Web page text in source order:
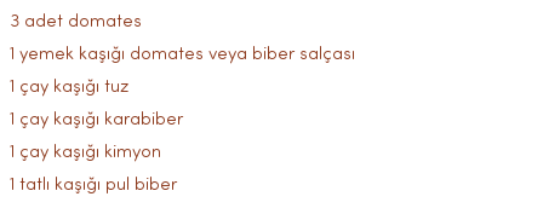
3 adet domates
1 yemek kaşığı domates veya biber salçası
1 çay kaşığı tuz
1 çay kaşığı karabiber
1 çay kaşığı kimyon
1 tatlı kaşığı pul biber